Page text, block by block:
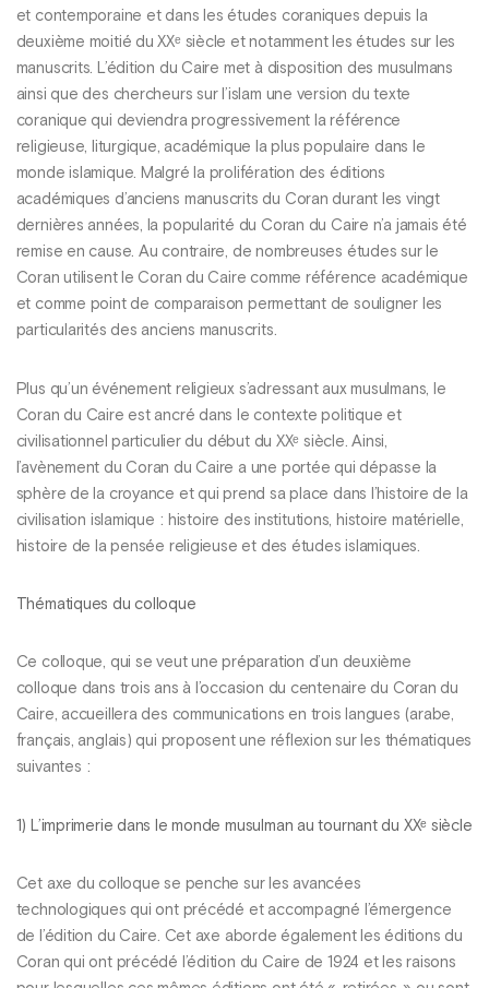
et contemporaine et dans les études coraniques depuis la
deuxième moitié du XXᵉ siècle et notamment les études sur les
manuscrits. L’édition du Caire met à disposition des musulmans
ainsi que des chercheurs sur l’islam une version du texte
coranique qui deviendra progressivement la référence
religieuse, liturgique, académique la plus populaire dans le
monde islamique. Malgré la prolifération des éditions
académiques d’anciens manuscrits du Coran durant les vingt
dernières années, la popularité du Coran du Caire n’a jamais été
remise en cause. Au contraire, de nombreuses études sur le
Coran utilisent le Coran du Caire comme référence académique
et comme point de comparaison permettant de souligner les
particularités des anciens manuscrits.
Plus qu’un événement religieux s’adressant aux musulmans, le
Coran du Caire est ancré dans le contexte politique et
civilisationnel particulier du début du XXᵉ siècle. Ainsi,
l’avènement du Coran du Caire a une portée qui dépasse la
sphère de la croyance et qui prend sa place dans l’histoire de la
civilisation islamique : histoire des institutions, histoire matérielle,
histoire de la pensée religieuse et des études islamiques.
Thématiques du colloque
Ce colloque, qui se veut une préparation d’un deuxième
colloque dans trois ans à l’occasion du centenaire du Coran du
Caire, accueillera des communications en trois langues (arabe,
français, anglais) qui proposent une réflexion sur les thématiques
suivantes :
1) L’imprimerie dans le monde musulman au tournant du XXᵉ siècle
Cet axe du colloque se penche sur les avancées
technologiques qui ont précédé et accompagné l’émergence
de l’édition du Caire. Cet axe aborde également les éditions du
Coran qui ont précédé l’édition du Caire de 1924 et les raisons